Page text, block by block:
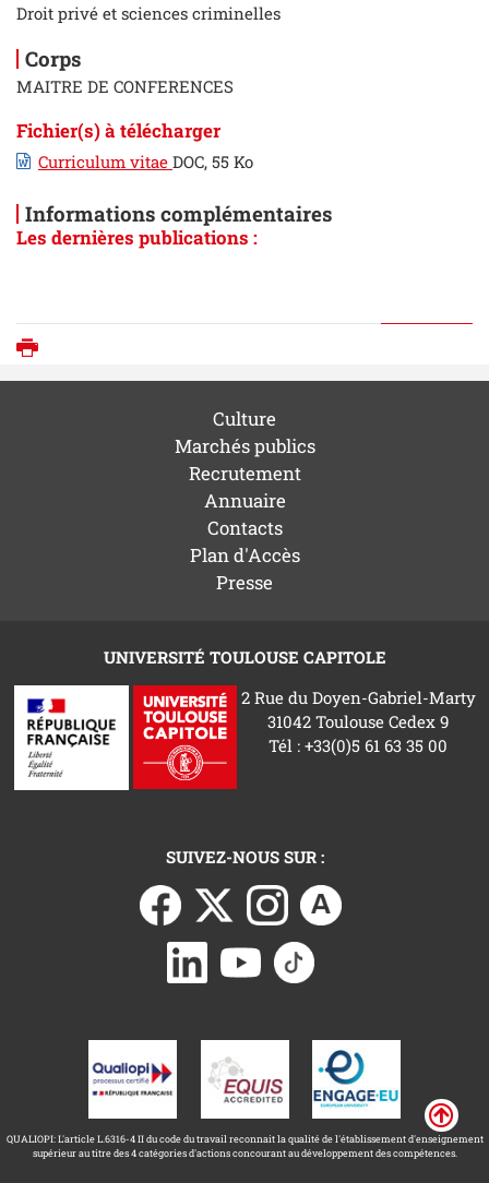
Droit privé et sciences criminelles
Corps
MAITRE DE CONFERENCES
Fichier(s) à télécharger
Curriculum vitae DOC, 55 Ko
Informations complémentaires
Les dernières publications :
Culture
Marchés publics
Recrutement
Annuaire
Contacts
Plan d'Accès
Presse
UNIVERSITÉ TOULOUSE CAPITOLE
2 Rue du Doyen-Gabriel-Marty
31042 Toulouse Cedex 9
Tél : +33(0)5 61 63 35 00
SUIVEZ-NOUS SUR :
QUALIOPI: L'article L.6316-4 II du code du travail reconnait la qualité de l'établissement d'enseignement
supérieur au titre des 4 catégories d'actions concourant au développement des compétences.